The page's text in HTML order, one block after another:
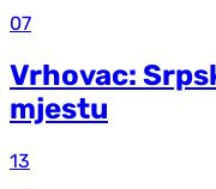
07
Vrhovac:
mjestu
13